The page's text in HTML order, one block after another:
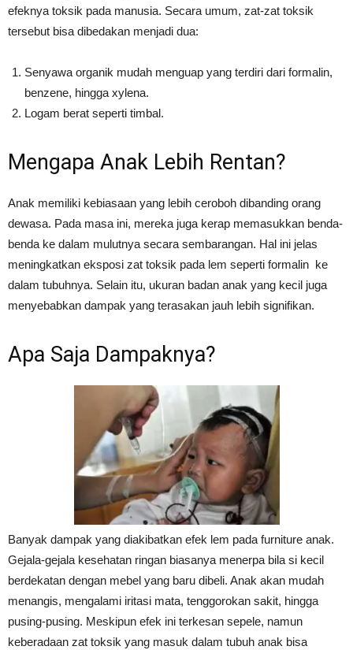
efeknya toksik pada manusia. Secara umum, zat-zat toksik
tersebut bisa dibedakan menjadi dua:
Senyawa organik mudah menguap yang terdiri dari formalin,
benzene, hingga xylena.
Logam berat seperti timbal.
Mengapa Anak Lebih Rentan?
Anak memiliki kebiasaan yang lebih ceroboh dibanding orang
dewasa. Pada masa ini, mereka juga kerap memasukkan benda-
benda ke dalam mulutnya secara sembarangan. Hal ini jelas
meningkatkan eksposi zat toksik pada lem seperti formalin ke
dalam tubuhnya. Selain itu, ukuran badan anak yang kecil juga
menyebabkan dampak yang terasakan jauh lebih signifikan.
Apa Saja Dampaknya?
Banyak dampak yang diakibatkan efek lem pada furniture anak.
Gejala-gejala kesehatan ringan biasanya menerpa bila si kecil
berdekatan dengan mebel yang baru dibeli. Anak akan mudah
menangis, mengalami iritasi mata, tenggorokan sakit, hingga
pusing-pusing. Meskipun efek ini terkesan sepele, namun
keberadaan zat toksik yang masuk dalam tubuh anak bisa